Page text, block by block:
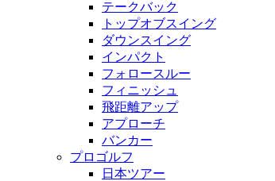
テークバック
トップオブスイング
ダウンスイング
インパクト
フォロースルー
フィニッシュ
飛距離アップ
アプローチ
バンカー
プロゴルフ
日本ツアー